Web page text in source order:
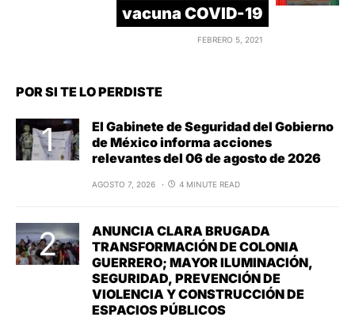
vacuna COVID-19
FEBRERO 5, 2021
POR SI TE LO PERDISTE
El Gabinete de Seguridad del Gobierno
de México informa acciones
relevantes del 06 de agosto de 2026
AGOSTO 7, 2026 4 MINUTE READ
ANUNCIA CLARA BRUGADA
TRANSFORMACIÓN DE COLONIA
GUERRERO; MAYOR ILUMINACIÓN,
SEGURIDAD, PREVENCIÓN DE
VIOLENCIA Y CONSTRUCCIÓN DE
ESPACIOS PÚBLICOS